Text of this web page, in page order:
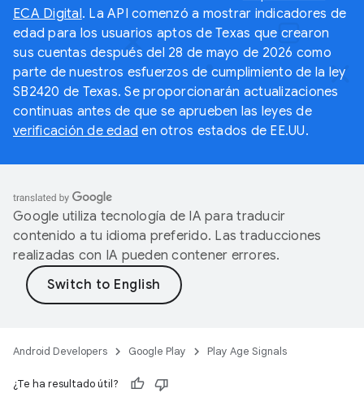
ECA Digital. La API comenzó a mostrar indicadores de
edad para los usuarios aptos de Texas que crearon
sus cuentas después del 28 de mayo de 2026 como
parte de nuestros esfuerzos de cumplimiento de la ley
SB2420 de Texas. Se proporcionarán actualizaciones
continuas antes de que se aprueben las leyes de
verificación de edad en otros estados de EE.UU.
Google utiliza tecnología de IA para traducir
contenido a tu idioma preferido. Las traducciones
realizadas con IA pueden contener errores.
Android Developers Google Play Play Age Signals
¿Te ha resultado útil?